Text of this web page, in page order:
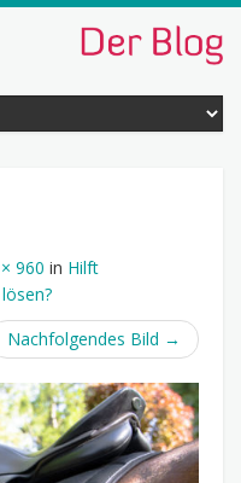
960 in Hilft
Nachfolgendes Bild →